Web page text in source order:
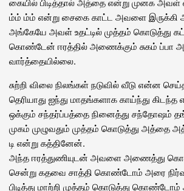
ம்ம் ம்ம் என்று சைகை காட்ட அவளை
அங்கேயே அவள் உதட்டில் முத்தம் கொடுத்து
கொண்டேன் ஈரத்தில் அணைக்கும் சுகம் ப்பா
வார்த்தையில்லை.
சுற்றி விலை நிலங்கள் நடுவில் வீடு என்ன
தெரியாது ஐந்து மாதங்களாக காய்ந்து
ஒக்கும் சந்தர்ப்பத்தை நினைத்து சந்தோஷம்
முகம் முழுவதும் முத்தம் கொடுத்து அத்தை
டி என்று கத்தினேன்.
அந்த ஈரத்துணியுடன் அவளை அணைத்து
சென்று கதவை சாத்தி கொண்டோம் அரை
பிடித்து மாற்றி முத்தம் கொடுத்து